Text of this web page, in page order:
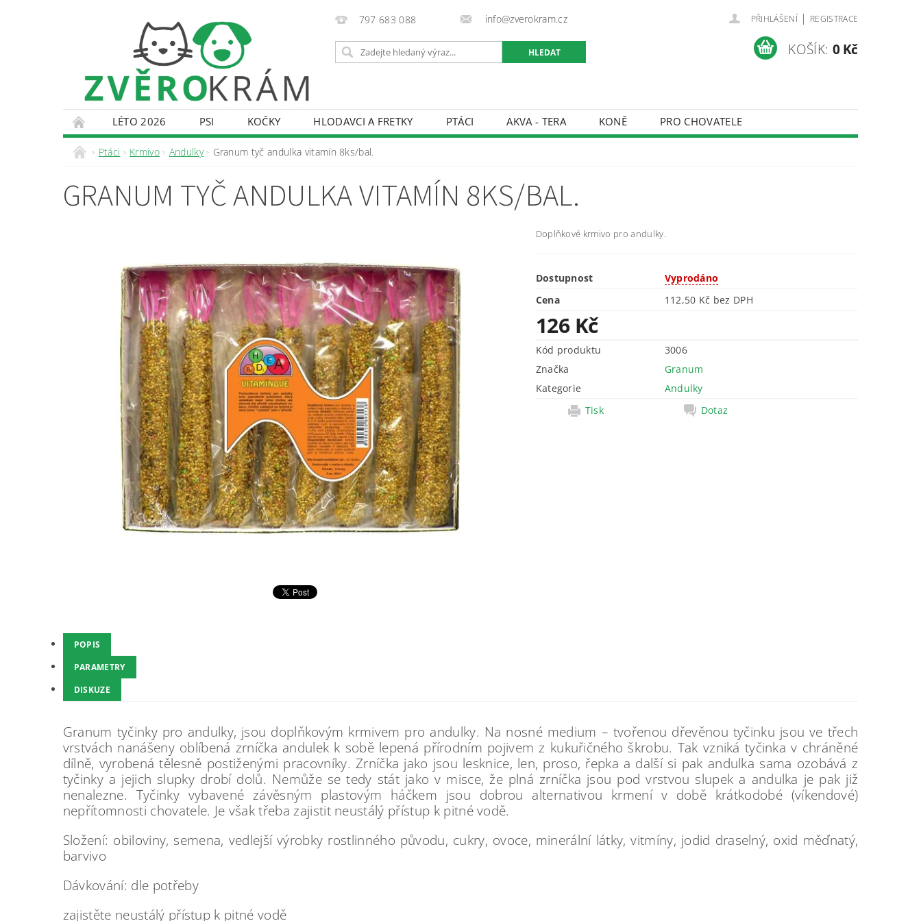
797 683 088 info@zverokram.cz PŘIHLÁŠENÍ | REGISTRACE
KOŠÍK: 0 Kč
LÉTO 2026 PSI KOČKY HLODAVCI A FRETKY PTÁCI AKVA - TERA KONĚ
PRO CHOVATELE
KONTAKTY
DOPRAVA A PLATBA OBCHODNÍ PODMÍNKY
Ptáci Krmivo Andulky Granum tyč andulka vitamín 8ks/bal.
GRANUM TYČ ANDULKA VITAMÍN 8KS/BAL.
Doplňkové krmivo pro andulky.
Dostupnost
Vyprodáno
Cena
112,50 Kč bez DPH
126 Kč
Kód produktu
3006
Značka
Granum
Kategorie
Andulky
Tisk
Dotaz
POPIS
PARAMETRY
DISKUZE
Granum tyčinky pro andulky, jsou doplňkovým krmivem pro andulky. Na nosné medium – tvořenou dřevěnou tyčinku jsou ve třech
vrstvách nanášeny oblíbená zrníčka andulek k sobě lepená přírodním pojivem z kukuřičného škrobu. Tak vzniká tyčinka v chráněné
dílně, vyrobená tělesně postiženými pracovníky. Zrníčka jako jsou lesknice, len, proso, řepka a další si pak andulka sama ozobává z
tyčinky a jejich slupky drobí dolů. Nemůže se tedy stát jako v misce, že plná zrníčka jsou pod vrstvou slupek a andulka je pak již
nenalezne. Tyčinky vybavené závěsným plastovým háčkem jsou dobrou alternativou krmení v době krátkodobé (víkendové)
nepřítomnosti chovatele. Je však třeba zajistit neustálý přístup k pitné vodě.
Složení: obiloviny, semena, vedlejší výrobky rostlinného původu, cukry, ovoce, minerální látky, vitmíny, jodid draselný, oxid měďnatý,
barvivo
Dávkování: dle potřeby
zajistěte neustálý přístup k pitné vodě